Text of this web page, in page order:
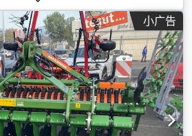
小广告